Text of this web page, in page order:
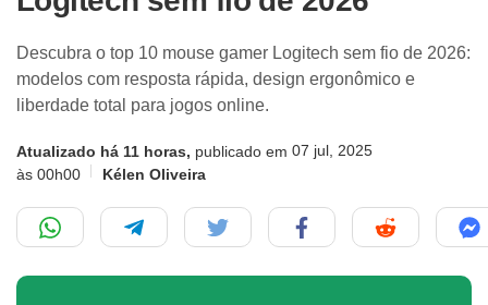
Descubra o top 10 mouse gamer Logitech sem fio de 2026:
modelos com resposta rápida, design ergonômico e
liberdade total para jogos online.
Atualizado há 11 horas, publicado em 07 jul, 2025
às 00h00
Kélen Oliveira